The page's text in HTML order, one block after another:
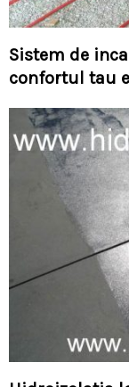
Sistem de
confortul tau